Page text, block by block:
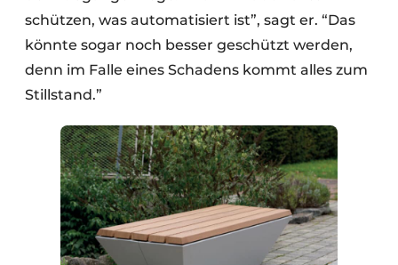
schützen, was automatisiert ist”, sagt er. “Das
könnte sogar noch besser geschützt werden,
denn im Falle eines Schadens kommt alles zum
Stillstand.”